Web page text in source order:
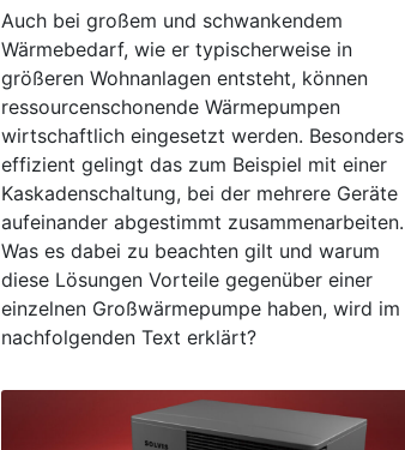
Auch bei großem und schwankendem
Wärmebedarf, wie er typischerweise in
größeren Wohnanlagen entsteht, können
ressourcenschonende Wärmepumpen
wirtschaftlich eingesetzt werden. Besonders
effizient gelingt das zum Beispiel mit einer
Kaskadenschaltung, bei der mehrere Geräte
aufeinander abgestimmt zusammenarbeiten.
Was es dabei zu beachten gilt und warum
diese Lösungen Vorteile gegenüber einer
einzelnen Großwärmepumpe haben, wird im
nachfolgenden Text erklärt?